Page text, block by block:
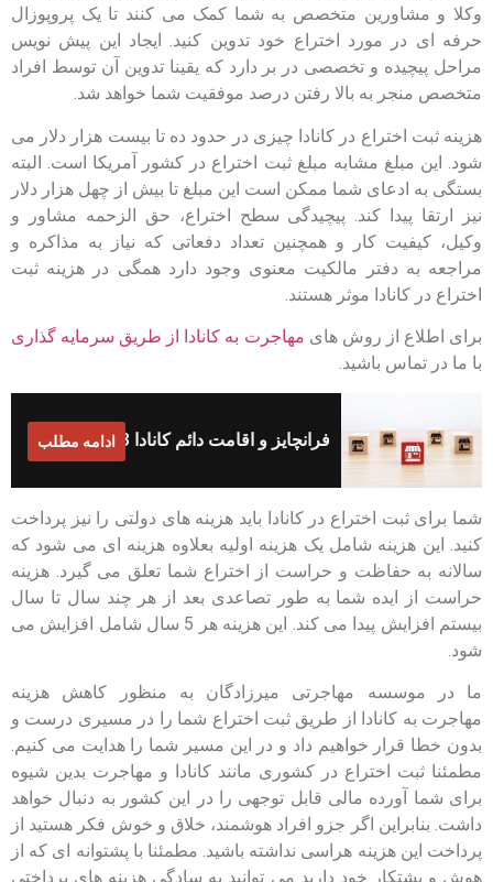
وکلا و مشاورین متخصص به شما کمک می کنند تا یک پروپوزال
حرفه ای در مورد اختراع خود تدوین کنید. ایجاد این پیش نویس
مراحل پیچیده و تخصصی در بر دارد که یقینا تدوین آن توسط افراد
متخصص منجر به بالا رفتن درصد موفقیت شما خواهد شد.
هزینه ثبت اختراع در کانادا چیزی در حدود ده تا بیست هزار دلار می
شود. این مبلغ مشابه مبلغ ثبت اختراع در کشور آمریکا است. البته
بستگی به ادعای شما ممکن است این مبلغ تا بیش از چهل هزار دلار
نیز ارتقا پیدا کند. پیچیدگی سطح اختراع، حق الزحمه مشاور و
وکیل، کیفیت کار و همچنین تعداد دفعاتی که نیاز به مذاکره و
مراجعه به دفتر مالکیت معنوی وجود دارد همگی در هزینه ثبت
اختراع در کانادا موثر هستند.
برای اطلاع از روش های مهاجرت به کانادا از طریق سرمایه گذاری
با ما در تماس باشید.
فرانچایز و اقامت دائم کانادا 2023 ادامه مطلب
شما برای ثبت اختراع در کانادا باید هزینه های دولتی را نیز پرداخت
کنید. این هزینه شامل یک هزینه اولیه بعلاوه هزینه ای می شود که
سالانه به حفاظت و حراست از اختراع شما تعلق می گیرد. هزینه
حراست از ایده شما به طور تصاعدی بعد از هر چند سال تا سال
بیستم افزایش پیدا می کند. این هزینه هر 5 سال شامل افزایش می
شود.
ما در موسسه مهاجرتی میرزادگان به منظور کاهش هزینه
مهاجرت به کانادا از طریق ثبت اختراع شما را در مسیری درست و
بدون خطا قرار خواهیم داد و در این مسیر شما را هدایت می کنیم.
مطمئنا ثبت اختراع در کشوری مانند کانادا و مهاجرت بدین شیوه
برای شما آورده مالی قابل توجهی را در این کشور به دنبال خواهد
داشت. بنابراین اگر جزو افراد هوشمند، خلاق و خوش فکر هستید از
پرداخت این هزینه هراسی نداشته باشید. مطمئنا با پشتوانه ای که از
هوش و پشتکار خود دارید می توانید به سادگی هزینه های پرداختی